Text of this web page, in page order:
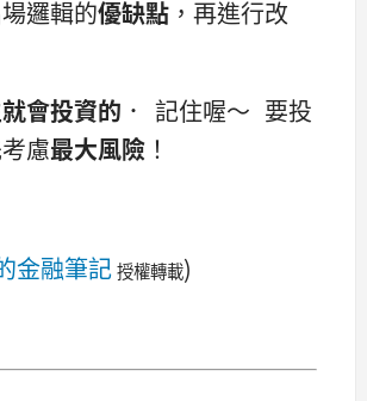
邏輯的優缺點 ，再進行改
會投資的 ． 記住喔～ 要投
慮最大風險 ！
金融筆記授權轉載)